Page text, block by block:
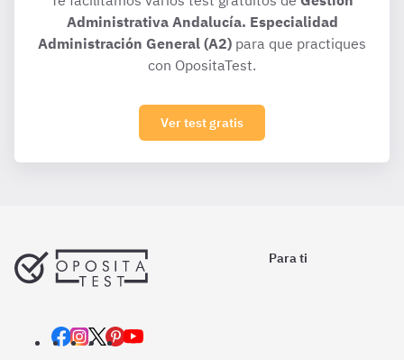
Administrativa Andalucía. Especialidad
Administración General (A2) para que practiques
con OpositaTest.
Ver test gratis
Para ti